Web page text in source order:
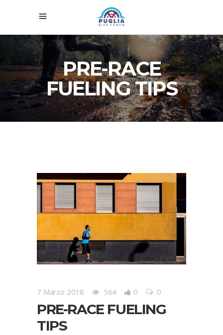
PRE-RACE
FUELING TIPS
7 Marzo 2018 564 0 0
PRE-RACE FUELING
TIPS